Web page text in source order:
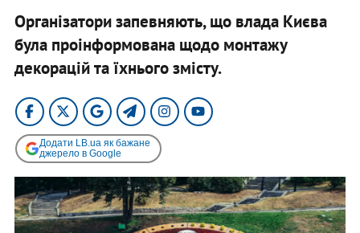
Організатори запевняють, що влада Києва
була проінформована щодо монтажу
декорацій та їхнього змісту.
Додати LB.ua як бажане
джерело в Google